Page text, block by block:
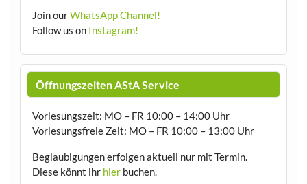
Join ourWhatsApp Channel!
Follow us on Instagram!
Öffnungszeiten AStA Service
Vorlesungszeit: MO – FR 10:00 – 14:00 Uhr
Vorlesungsfreie Zeit: MO – FR 10:00 – 13:00 Uhr
Beglaubigungen erfolgen aktuell nur mit Termin.
Diese könnt ihr hierbuchen.